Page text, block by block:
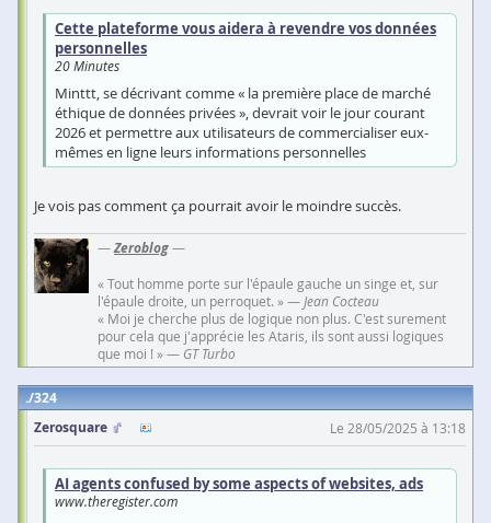
Cette plateforme vous aidera à revendre vos données
personnelles
20 Minutes
Minttt, se décrivant comme « la première place de marché
éthique de données privées », devrait voir le jour courant
2026 et permettre aux utilisateurs de commercialiser eux-
mêmes en ligne leurs informations personnelles
Je vois pas comment ça pourrait avoir le moindre succès.
—Zeroblog—
« Tout homme porte sur l'épaule gauche un singe et, sur
l'épaule droite, un perroquet. » — Jean Cocteau
« Moi je cherche plus de logique non plus. C'est surement
pour cela que j'apprécie les Ataris, ils sont aussi logiques
que moi ! » — GT Turbo
324
Zerosquare
Le 28/05/2025 à 13:18
AI agents confused by some aspects of websites, ads
www.theregister.com